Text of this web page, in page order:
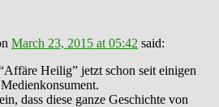
March 23, 2015 at 05:42 said:
Heilig” jetzt schon seit einigen
dass diese ganze Geschichte von